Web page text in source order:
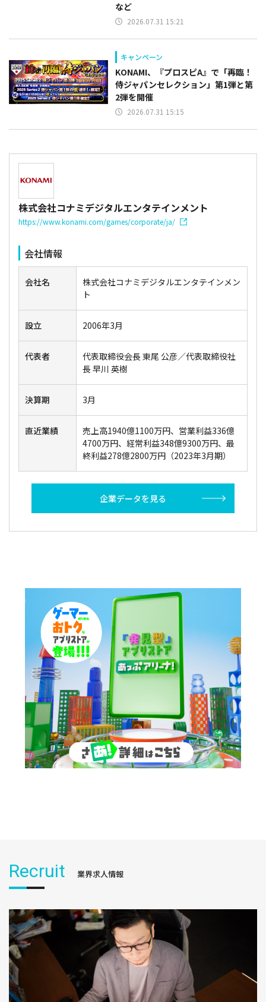
など
2026.07.31 15:21
キャンペーン
KONAMI、『プロスピA』で「再臨！
侍ジャパンセレクション」第1弾と第
2弾を開催
2026.07.31 15:15
株式会社コナミデジタルエンタテインメント
https://www.konami.com/games/corporate/ja/
会社情報
会社名
株式会社コナミデジタルエンタテインメン
ト
設立 2006年3月
代表者
代表取締役会長 東尾 公彦／代表取締役社
長 早川 英樹
決算期 3月
直近業績
売上高1940億1100万円、営業利益336億
4700万円、経常利益348億9300万円、最
終利益278億2800万円（2023年3月期）
企業データを見る
Recruit 業界求人情報